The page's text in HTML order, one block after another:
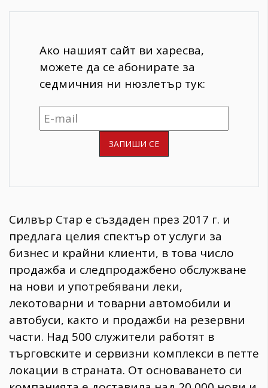
Ако нашият сайт ви харесва,
можете да се абонирате за
седмичния ни нюзлетър тук:
Силвър Стар е създаден през 2017 г. и
предлага целия спектър от услуги за
бизнес и крайни клиенти, в това число
продажба и следпродажбено обслужване
на нови и употребявани леки,
лекотоварни и товарни автомобили и
автобуси, както и продажби на резервни
части. Над 500 служители работят в
търговските и сервизни комплекси в петте
локации в страната. От основаването си